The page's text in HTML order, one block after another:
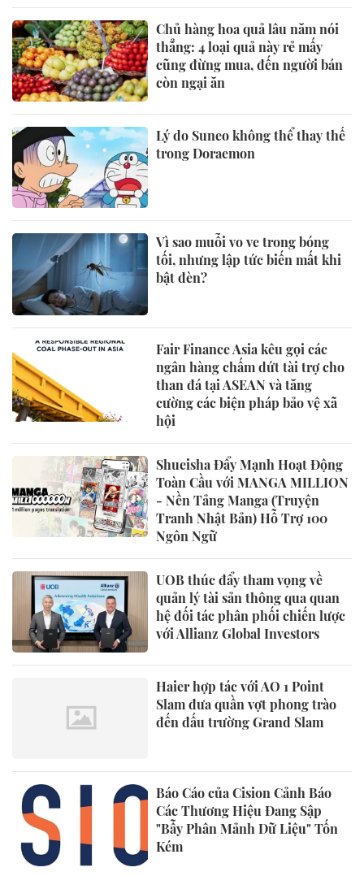
Chủ hàng hoa quả lâu năm nói
thẳng: 4 loại quả này rẻ mấy
cũng đừng mua, đến người bán
còn ngại ăn
Lý do Suneo không thể thay thế
trong Doraemon
Vì sao muỗi vo ve trong bóng
tối, nhưng lập tức biến mất khi
bật đèn?
Fair Finance Asia kêu gọi các
ngân hàng chấm dứt tài trợ cho
than đá tại ASEAN và tăng
cường các biện pháp bảo vệ xã
hội
Shueisha Đẩy Mạnh Hoạt Động
Toàn Cầu với MANGA MILLION
- Nền Tảng Manga (Truyện
Tranh Nhật Bản) Hỗ Trợ 100
Ngôn Ngữ
UOB thúc đẩy tham vọng về
quản lý tài sản thông qua quan
hệ đối tác phân phối chiến lược
với Allianz Global Investors
Haier hợp tác với AO 1 Point
Slam đưa quần vợt phong trào
đến đấu trường Grand Slam
Báo Cáo của Cision Cảnh Báo
Các Thương Hiệu Đang Sập
"Bẫy Phân Mảnh Dữ Liệu" Tốn
Kém